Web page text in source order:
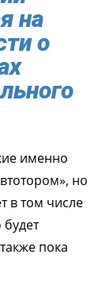
на
о
именно
но
в том числе
пока